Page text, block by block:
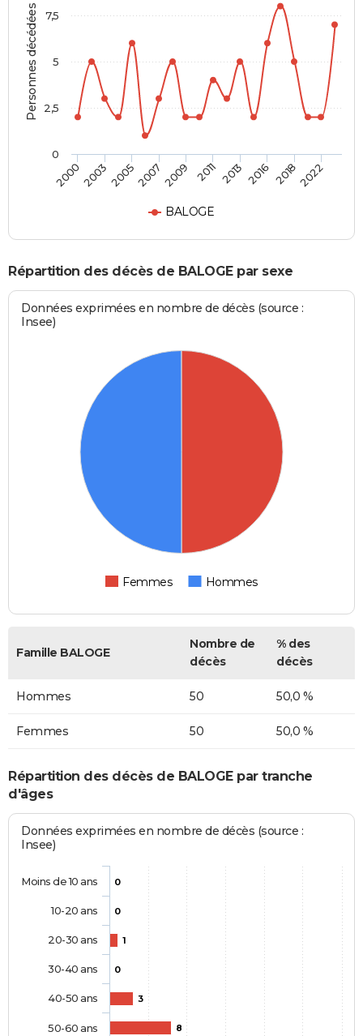
Personnes décédées
BALOGE
20002003200520072009 2011 2013 2016 20182022
0
2,5
5
7,5
Répartition des décès de BALOGE par sexe
Données exprimées en nombre de décès (source :
Insee)
Femmes Hommes
Famille BALOGE
Nombre de
décès
% des
décès
Hommes 50 50,0 %
Femmes 50 50,0 %
Répartition des décès de BALOGE par tranche
d'âges
Données exprimées en nombre de décès (source :
Insee)
0
0
1
0
3
8
Moins de 10 ans
10-20 ans
20-30 ans
30-40 ans
40-50 ans
50-60 ans